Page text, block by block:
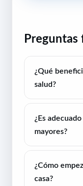
¿Qué
salud?
¿Es
mayores?
¿Cómo
casa?